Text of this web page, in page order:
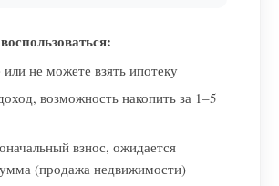
не можете взять ипотеку
возможность накопить за 1–5
взнос, ожидается
(продажа недвижимости)